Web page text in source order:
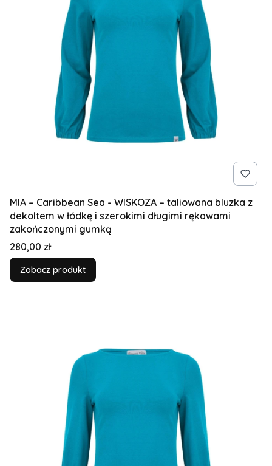
MIA – Caribbean Sea - WISKOZA – taliowana bluzka z
dekoltem w łódkę i szerokimi długimi rękawami
zakończonymi gumką
Cena
280,00 zł
Zobacz produkt